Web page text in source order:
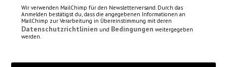
Wir verwenden MailChimp für den Newsletterversand. Durch das
Anmelden bestätigst du, dass die angegebenen Informationen an
MailChimp zur Verarbeitung in Übereinstimmung mit deren
Datenschutzrichtlinien und Bedingungen weitergegeben
werden.